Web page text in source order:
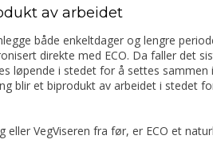
av arbeidet
både enkeltdager og lengre
direkte med ECO. Da faller det
løpende i stedet for å settes sammen
blir et biprodukt av arbeidet i stedet
eller VegViseren fra før, er ECO et